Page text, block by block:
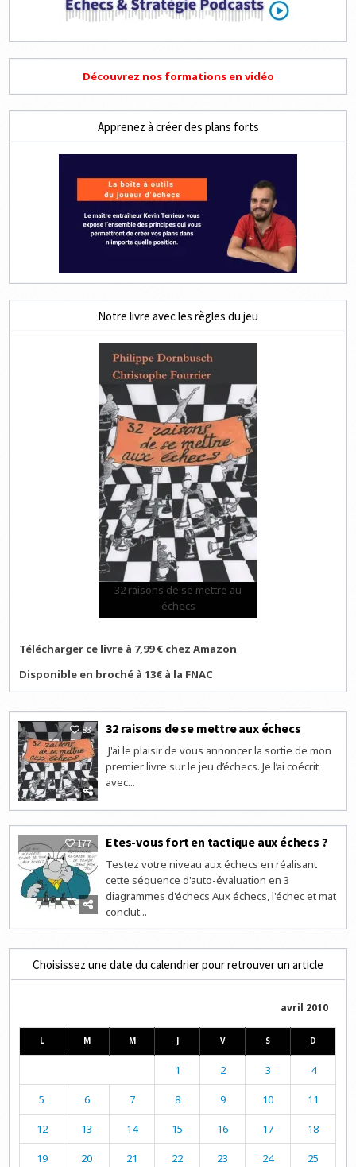
Découvrez nos formations en vidéo
Apprenez à créer des plans forts
Notre livre avec les règles du jeu
32 raisons de se mettre au
échecs
Télécharger ce livre à 7,99 € chez Amazon
Disponible en broché à 13€ à la FNAC
83 32 raisons de se mettre aux échecs
J'ai le plaisir de vous annoncer la sortie de mon
premier livre sur le jeu d’échecs. Je l’ai coécrit
avec...
177 Etes-vous fort en tactique aux échecs ?
Testez votre niveau aux échecs en réalisant
cette séquence d'auto-évaluation en 3
diagrammes d'échecs Aux échecs, l'échec et mat
conclut...
Choisissez une date du calendrier pour retrouver un article
avril 2010
L M M J V S D
1 2 3 4
5 6 7 8 9 10 11
12 13 14 15 16 17 18
19 20 21 22 23 24 25